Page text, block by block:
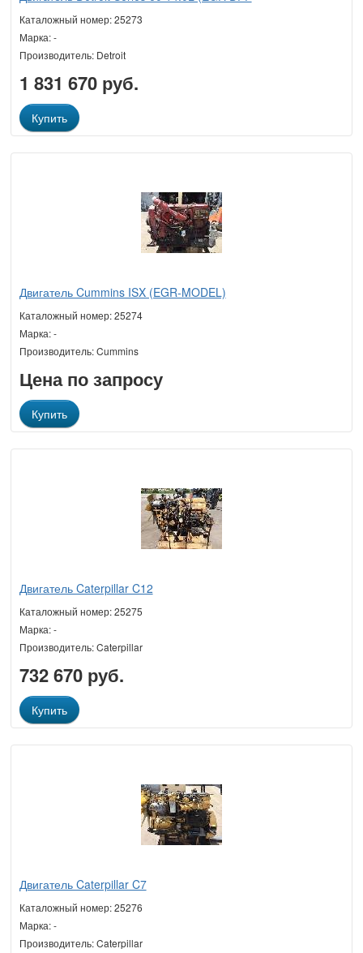
Каталожный номер: 25273
Марка: -
Производитель: Detroit
1 831 670 руб.
Купить
Двигатель Cummins ISX (EGR-MODEL)
Каталожный номер: 25274
Марка: -
Производитель: Cummins
Цена по запросу
Купить
Двигатель Caterpillar C12
Каталожный номер: 25275
Марка: -
Производитель: Caterpillar
732 670 руб.
Купить
Двигатель Caterpillar C7
Каталожный номер: 25276
Марка: -
Производитель: Caterpillar